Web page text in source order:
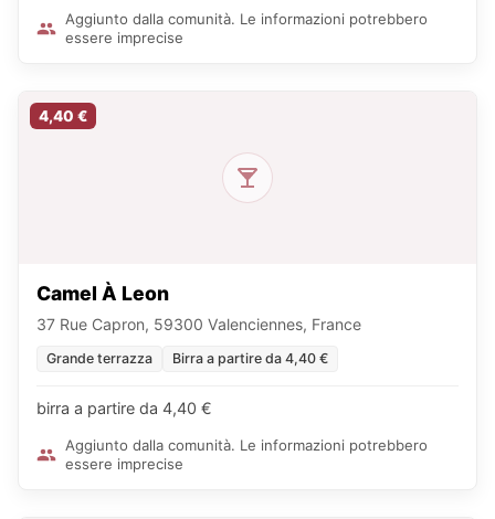
Aggiunto dalla comunità. Le informazioni potrebbero
essere imprecise
4,40 €
Camel À Leon
37 Rue Capron, 59300 Valenciennes, France
Grande terrazza Birra a partire da 4,40 €
birra a partire da 4,40 €
Aggiunto dalla comunità. Le informazioni potrebbero
essere imprecise